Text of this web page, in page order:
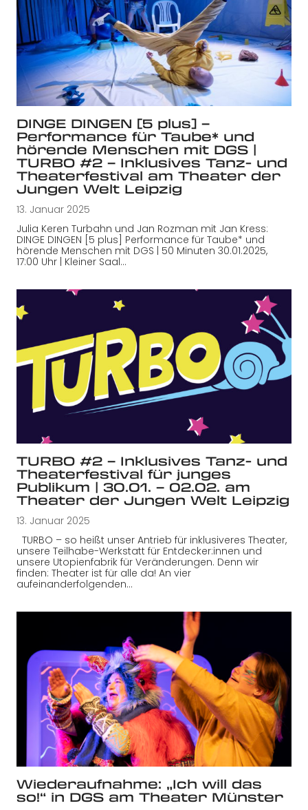
DINGE DINGEN [5 plus] –
Performance für Taube* und
hörende Menschen mit DGS |
TURBO #2 – Inklusives Tanz- und
Theaterfestival am Theater der
Jungen Welt Leipzig
13. Januar 2025
Julia Keren Turbahn und Jan Rozman mit Jan Kress:
DINGE DINGEN [5 plus] Performance für Taube* und
hörende Menschen mit DGS | 50 Minuten 30.01.2025,
17:00 Uhr | Kleiner Saal…
TURBO #2 – Inklusives Tanz- und
Theaterfestival für junges
Publikum | 30.01. – 02.02. am
Theater der Jungen Welt Leipzig
13. Januar 2025
TURBO – so heißt unser Antrieb für inklusiveres Theater,
unsere Teilhabe-Werkstatt für Entdecker:innen und
unsere Utopienfabrik für Veränderungen. Denn wir
finden: Theater ist für alle da! An vier
aufeinanderfolgenden…
Wiederaufnahme: „Ich will das
so!“ in DGS am Theater Münster